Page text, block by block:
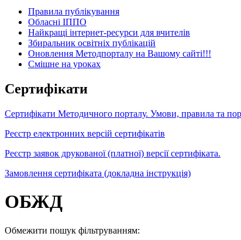
Правила публікування
Обласні ІППО
Найкращі інтернет-ресурси для вчителів
Збиральник освітніх публікацій
Оновлення Методпорталу на Вашому сайті!!!
Cмішне на уроках
Сертифікати
Сертифікати Методичного порталу. Умови, правила та
Реєстр електронних версій сертифікатів
Реєстр заявок друкованої (платної) версії сертифіката.
Замовлення сертифіката (докладна інструкція)
ОБЖД
Обмежити пошук фільтруванням: